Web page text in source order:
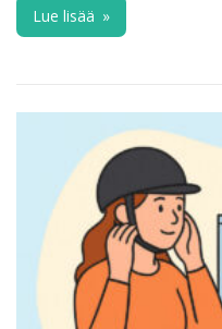
Lue lisää »